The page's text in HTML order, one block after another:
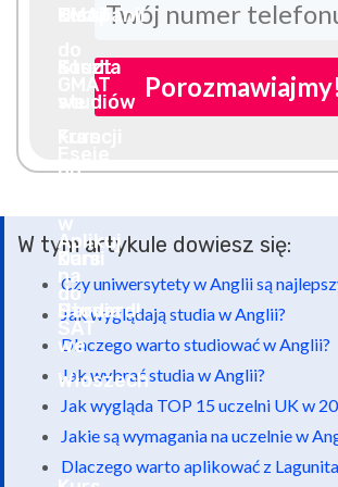
Porozmawiajmy!
W tym artykule dowiesz się:
Czy uniwersytety w Anglii są
Jak wyglądają studia w Anglii?
Dlaczego warto studiować w Anglii?
Jak wybrać studia w Anglii?
Jak wygląda TOP 15 uczelni UK w
Jakie są wymagania na uczelnie w
Dlaczego warto aplikować z